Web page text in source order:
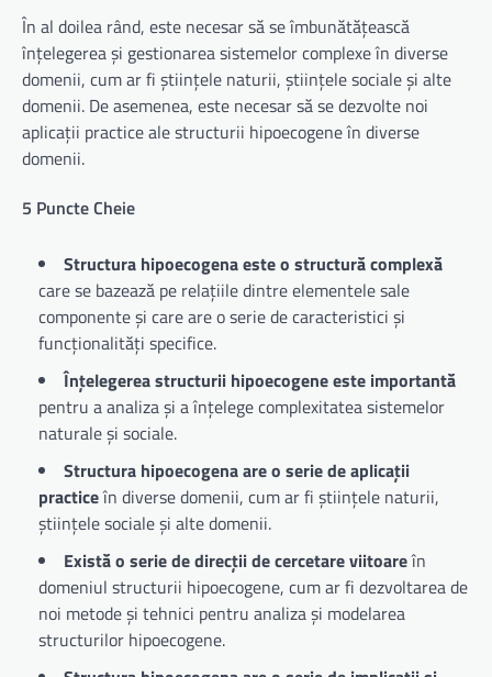
În al doilea rând, este necesar să se îmbunătățească
înțelegerea și gestionarea sistemelor complexe în diverse
domenii, cum ar fi științele naturii, științele sociale și alte
domenii. De asemenea, este necesar să se dezvolte noi
aplicații practice ale structurii hipoecogene în diverse
domenii.
5 Puncte Cheie
Structura hipoecogena este o structură complexă
care se bazează pe relațiile dintre elementele sale
componente și care are o serie de caracteristici și
funcționalități specifice.
Înțelegerea structurii hipoecogene este importantă
pentru a analiza și a înțelege complexitatea sistemelor
naturale și sociale.
Structura hipoecogena are o serie de aplicații
practiceîn diverse domenii, cum ar fi științele naturii,
științele sociale și alte domenii.
Există o serie de direcții de cercetare viitoareîn
domeniul structurii hipoecogene, cum ar fi dezvoltarea de
noi metode și tehnici pentru analiza și modelarea
structurilor hipoecogene.